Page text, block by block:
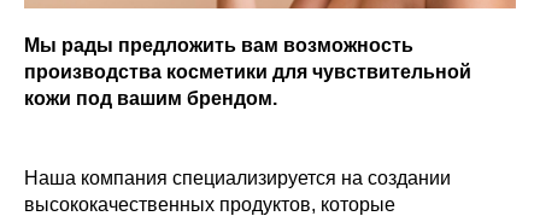
Мы рады предложить вам возможность
производства косметики для чувствительной
кожи под вашим брендом.
Наша компания специализируется на создании
высококачественных продуктов, которые